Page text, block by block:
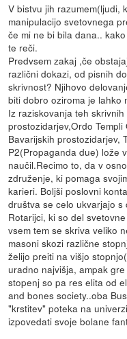
V bistvu jih razumem(ljudi,
manipulacijo svetovnega
če mi ne bi bila dana..
te reči.
Predvsem zakaj ,če
različni dokazi, od pisnih
skrivnost? Njihovo
biti dobro oziroma je lahko
Iz raziskovanja teh
prostozidarjev,Ordo
Bavarijskih prostozidarjev,
P2(Propaganda due) lože
naučil.Recimo to, da v
združenje, ki pomaga
karieri. Boljši poslovni
društva se celo ukvarjajo
Rotarijci, ki so del
vsem tem se skriva veliko
masoni skozi različne
želijo preiti na višjo
uradno najvišja, ampak
stopenj so pa res elita od
and bones society..oba
"krstitev" poteka na
izpovedati svoje bolane